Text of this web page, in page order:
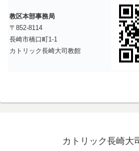
教区本部事務局
〒852-8114
長崎市橋口町1-1
カトリック長崎大司教館
カトリック長崎大